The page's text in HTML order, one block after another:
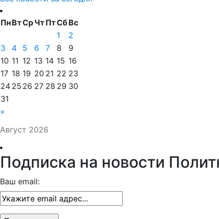
Август 2026
ПнВтСрЧтПтСбВс
«
1
2
3
4 5 6 7 8
9
10 11 12 13 14 15 16
17 18 19 20 21 22 23
24 25 26 27 28 29 30
31
Подписка на новости
Ваш email: